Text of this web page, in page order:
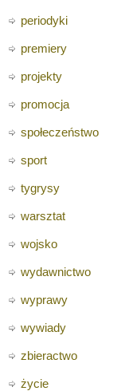
periodyki
premiery
projekty
promocja
społeczeństwo
sport
tygrysy
warsztat
wojsko
wydawnictwo
wyprawy
wywiady
zbieractwo
życie